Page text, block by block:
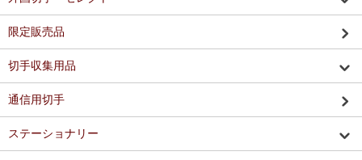
限定販売品
切手収集用品
通信用切手
ステーショナリー